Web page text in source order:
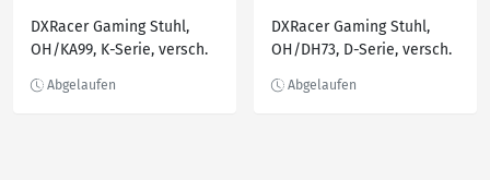
DXRacer Gaming Stuhl,
OH/KA99, K-Serie, versch.
DXRacer Gaming Stuhl,
OH/DH73, D-Serie, versch.